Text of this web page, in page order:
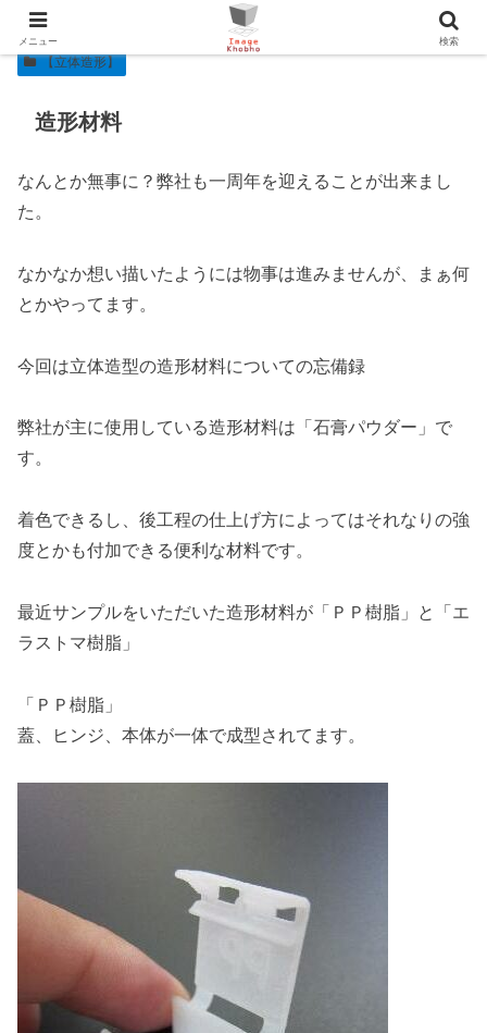
【立体造形】
造形材料
なんとか無事に？弊社も一周年を迎えることが出来まし
た。
なかなか想い描いたようには物事は進みませんが、まぁ何
とかやってます。
今回は立体造型の造形材料についての忘備録
弊社が主に使用している造形材料は「石膏パウダー」で
す。
着色できるし、後工程の仕上げ方によってはそれなりの強
度とかも付加できる便利な材料です。
最近サンプルをいただいた造形材料が「ＰＰ樹脂」と「エ
ラストマ樹脂」
「ＰＰ樹脂」
蓋、ヒンジ、本体が一体で成型されてます。
メニュー 検索